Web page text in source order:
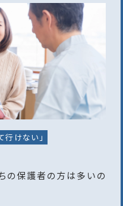
行けない」
の保護者の方は多いの